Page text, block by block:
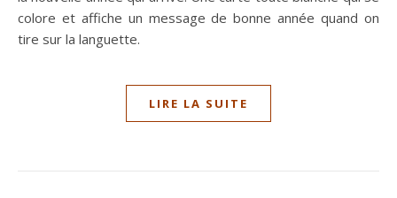
colore et affiche un message de bonne année quand on
tire sur la languette.
LIRE LA SUITE